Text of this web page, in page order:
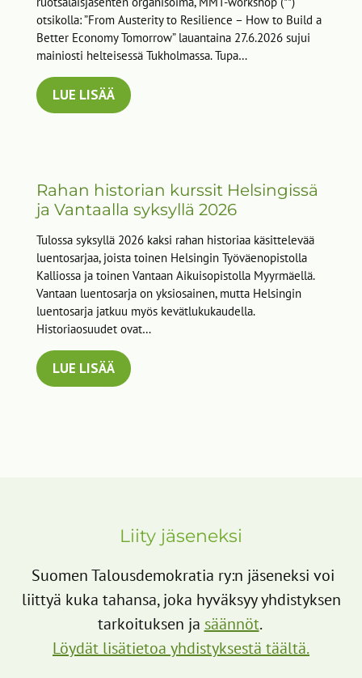
otsikolla: ”From Austerity to Resilience – How to Build a
Better Economy Tomorrow” lauantaina 27.6.2026 sujui
mainiosti helteisessä Tukholmassa. Tupa…
LUE LISÄÄ
Rahan historian kurssit Helsingissä
ja Vantaalla syksyllä 2026
Tulossa syksyllä 2026 kaksi rahan historiaa käsittelevää
luentosarjaa, joista toinen Helsingin Työväenopistolla
Kalliossa ja toinen Vantaan Aikuisopistolla Myyrmäellä.
Vantaan luentosarja on yksiosainen, mutta Helsingin
luentosarja jatkuu myös kevätlukukaudella.
Historiaosuudet ovat…
LUE LISÄÄ
Liity jäseneksi
​ Suomen Talousdemokratia ry:n jäseneksi voi
liittyä kuka tahansa, joka hyväksyy yhdistyksen
tarkoituksen ja säännöt.
Löydät lisätietoa yhdistyksestä täältä.